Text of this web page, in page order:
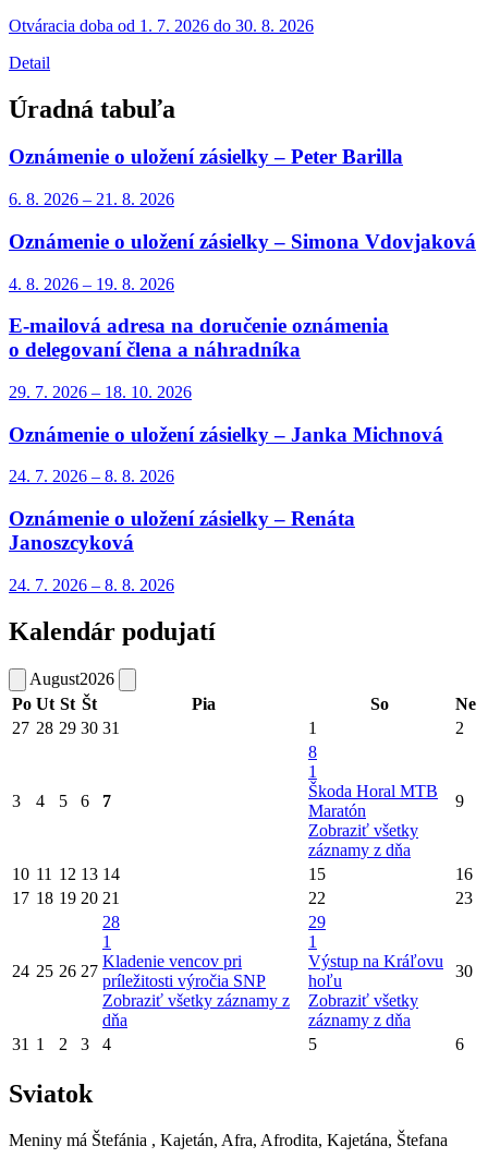
Otváracia doba od 1. 7. 2026 do 30. 8. 2026
Detail
Úradná tabuľa
Oznámenie o uložení zásielky – Peter Barilla
6. 8. 2026 – 21. 8. 2026
Oznámenie o uložení zásielky – Simona Vdovjaková
4. 8. 2026 – 19. 8. 2026
E-mailová adresa na doručenie oznámenia
o delegovaní člena a náhradníka
29. 7. 2026 – 18. 10. 2026
Oznámenie o uložení zásielky – Janka Michnová
24. 7. 2026 – 8. 8. 2026
Oznámenie o uložení zásielky – Renáta
Janoszcyková
24. 7. 2026 – 8. 8. 2026
Kalendár podujatí
August2026
Po Ut St Št Pia So
Ne
27 28 29 30 31 1 2
3 4 5 6 7
8
1
Škoda Horal MTB
Maratón
Zobraziť všetky
záznamy z dňa
9
10 11 12 13 14 15
16
17 18 19 20 21 22 23
24 25 26 27
28
1
Kladenie vencov pri
príležitosti výročia SNP
Zobraziť všetky záznamy z
dňa
29
1
Výstup na Kráľovu
hoľu
Zobraziť všetky
záznamy z dňa
30
31 1 2 3 4 5 6
Sviatok
Meniny má Štefánia , Kajetán, Afra, Afrodita, Kajetána, Štefana